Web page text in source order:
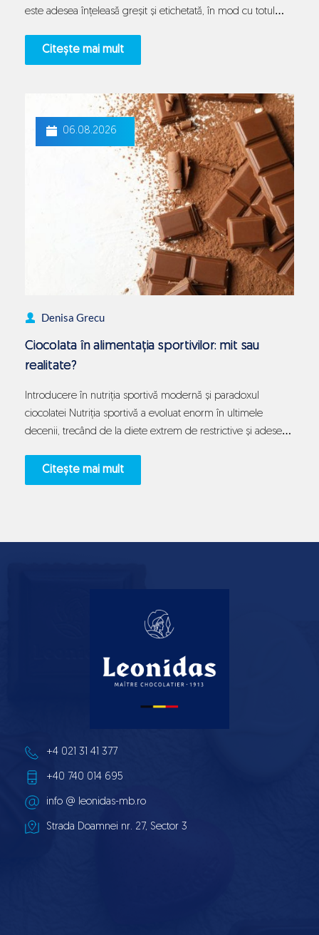
este adesea înțeleasă greșit și etichetată, în mod cu totul
caracter. În realitate, dorința bruscă și intensă de a consuma
ceva dulce și onctuos reprezintă un semnal biologic
și
starea
de
bine:
explicația
neurologică
a
„poftelor”
de
dulce
Citește mai mult
06.08.2026
Denisa Grecu
Ciocolata în alimentația sportivilor: mit sau
realitate?
Introducere în nutriția sportivă modernă și paradoxul
ciocolatei Nutriția sportivă a evoluat enorm în ultimele
decenii, trecând de la diete extrem de restrictive și adesea
fundamentate pe biochimie. În acest context efervescent al
științei performanței, alimente considerate odinioară tabu
Citește mai mult
+4 021 31 41 377
+40 740 014 695
info @ leonidas-mb.ro
Strada Doamnei nr. 27, Sector 3